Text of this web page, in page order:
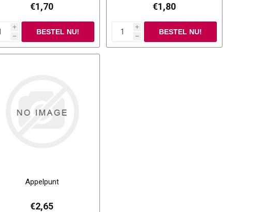
€1,70
i
h
€1,80
i
h
Appelpunt
€2,65